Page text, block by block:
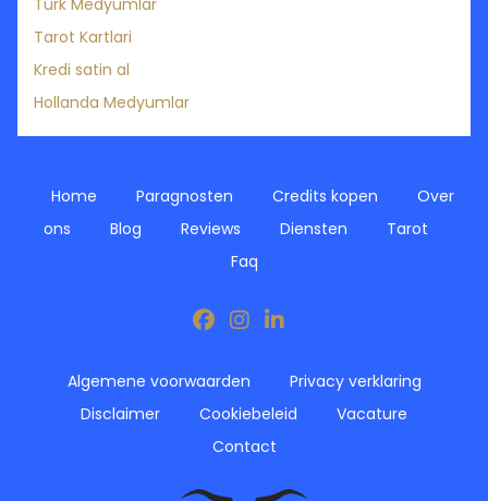
Türk Medyumlar
Tarot Kartlari
Kredi satin al
Hollanda Medyumlar
Home Paragnosten Credits kopen
Over
ons
Blog Reviews Diensten
Tarot
Faq
Algemene voorwaarden
Privacy verklaring
Disclaimer
Cookiebeleid
Vacature
Contact